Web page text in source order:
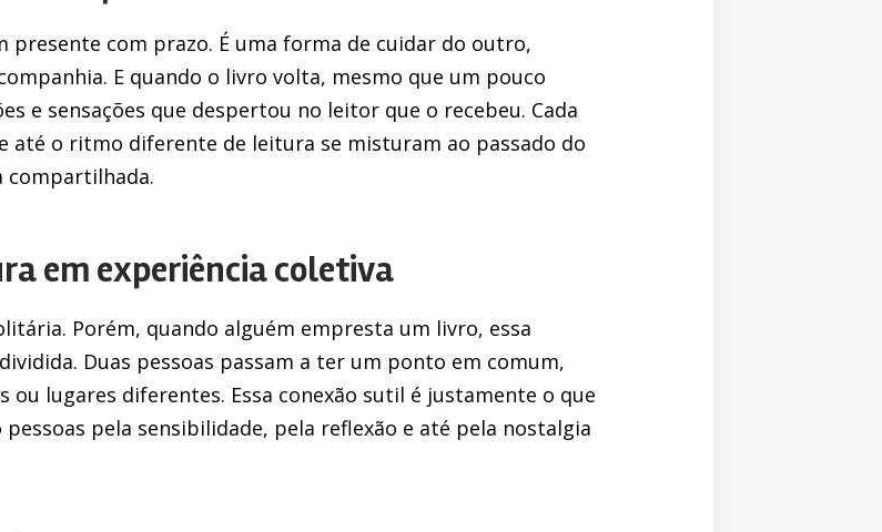
com prazo. É uma forma de cuidar do outro,
E quando o livro volta, mesmo que um pouco
e sensações que despertou no leitor que o recebeu. Cada
até o ritmo diferente de leitura se misturam ao passado do
compartilhada.
em experiência coletiva
Porém, quando alguém empresta um livro, essa
Duas pessoas passam a ter um ponto em comum,
lugares diferentes. Essa conexão sutil é justamente o que
pela sensibilidade, pela reflexão e até pela nostalgia